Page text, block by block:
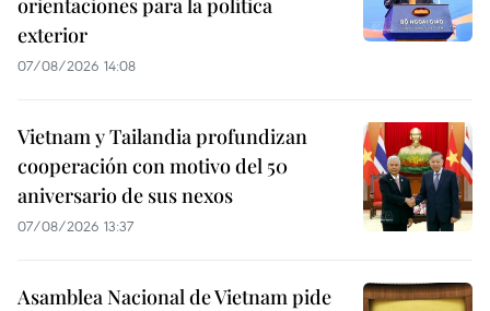
orientaciones para la política
exterior
07/08/2026 14:08
Vietnam y Tailandia profundizan
cooperación con motivo del 50
aniversario de sus nexos
07/08/2026 13:37
Asamblea Nacional de Vietnam pide